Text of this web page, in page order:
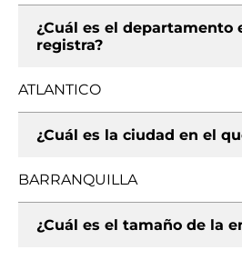
¿Cuál es el departamento
registra?
ATLANTICO
¿Cuál es la ciudad en el
BARRANQUILLA
¿Cuál es el tamaño de la